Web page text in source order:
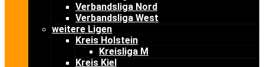
Verbandsliga Nord
Verbandsliga West
weitere Ligen
Kreis Holstein
Kreisliga M
Kreis Kiel